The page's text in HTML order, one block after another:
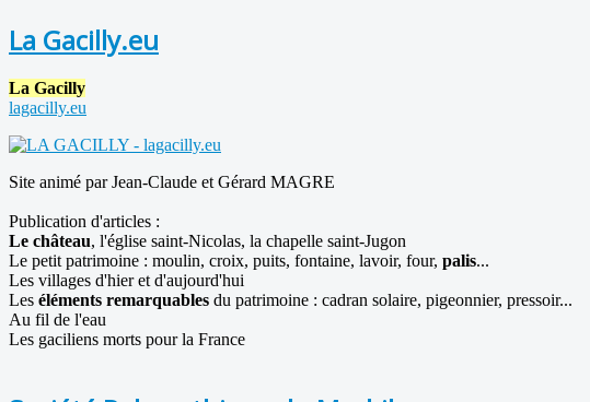
La Gacilly.eu
La Gacilly
lagacilly.eu
Site animé par Jean-Claude et Gérard MAGRE
Publication d'articles :
Le château, l'église saint-Nicolas, la chapelle saint-Jugon
Le petit patrimoine : moulin, croix, puits, fontaine, lavoir, four, palis...
Les villages d'hier et d'aujourd'hui
Les éléments remarquables du patrimoine : cadran solaire, pigeonnier, pressoir...
Au fil de l'eau
Les gaciliens morts pour la France